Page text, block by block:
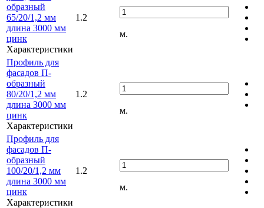
образный
65/20/1,2 мм
длина 3000 мм
цинк
Характеристики
1.2
м.
Профиль для
фасадов П-
образный
80/20/1,2 мм
длина 3000 мм
цинк
Характеристики
1.2
м.
Профиль для
фасадов П-
образный
100/20/1,2 мм
длина 3000 мм
цинк
Характеристики
1.2
м.